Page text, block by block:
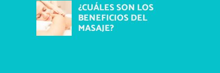
¿CUÁLES SON LOS
BENEFICIOS DEL
MASAJE?